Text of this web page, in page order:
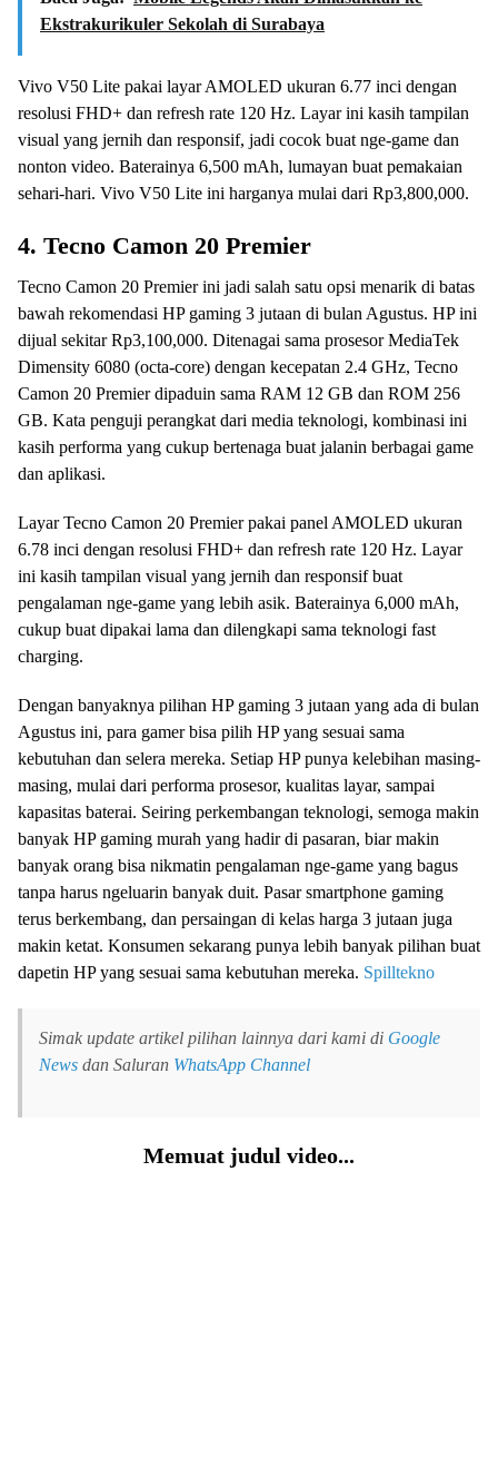
Ekstrakurikuler Sekolah di Surabaya
Vivo V50 Lite pakai layar AMOLED ukuran 6.77 inci dengan
resolusi FHD+ dan refresh rate 120 Hz. Layar ini kasih tampilan
visual yang jernih dan responsif, jadi cocok buat nge-game dan
nonton video. Baterainya 6,500 mAh, lumayan buat pemakaian
sehari-hari. Vivo V50 Lite ini harganya mulai dari Rp3,800,000.
4. Tecno Camon 20 Premier
Tecno Camon 20 Premier ini jadi salah satu opsi menarik di batas
bawah rekomendasi HP gaming 3 jutaan di bulan Agustus. HP ini
dijual sekitar Rp3,100,000. Ditenagai sama prosesor MediaTek
Dimensity 6080 (octa-core) dengan kecepatan 2.4 GHz, Tecno
Camon 20 Premier dipaduin sama RAM 12 GB dan ROM 256
GB. Kata penguji perangkat dari media teknologi, kombinasi ini
kasih performa yang cukup bertenaga buat jalanin berbagai game
dan aplikasi.
Layar Tecno Camon 20 Premier pakai panel AMOLED ukuran
6.78 inci dengan resolusi FHD+ dan refresh rate 120 Hz. Layar
ini kasih tampilan visual yang jernih dan responsif buat
pengalaman nge-game yang lebih asik. Baterainya 6,000 mAh,
cukup buat dipakai lama dan dilengkapi sama teknologi fast
charging.
Dengan banyaknya pilihan HP gaming 3 jutaan yang ada di bulan
Agustus ini, para gamer bisa pilih HP yang sesuai sama
kebutuhan dan selera mereka. Setiap HP punya kelebihan masing-
masing, mulai dari performa prosesor, kualitas layar, sampai
kapasitas baterai. Seiring perkembangan teknologi, semoga makin
banyak HP gaming murah yang hadir di pasaran, biar makin
banyak orang bisa nikmatin pengalaman nge-game yang bagus
tanpa harus ngeluarin banyak duit. Pasar smartphone gaming
terus berkembang, dan persaingan di kelas harga 3 jutaan juga
makin ketat. Konsumen sekarang punya lebih banyak pilihan buat
dapetin HP yang sesuai sama kebutuhan mereka. Spilltekno
Simak update artikel pilihan lainnya dari kami di Google
News dan Saluran WhatsApp Channel
Memuat judul video...